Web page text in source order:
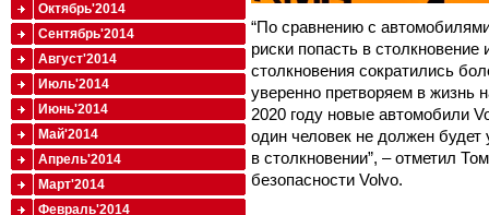
“По сравнению с
риски попасть в
столкновения сократились
уверенно претворяем в жизнь
2020 году новые автомобили
один человек не должен
в столкновении”, – отметил
безопасности Volvo.
Октябрь'2014
Сентябрь'2014
Август'2014
Июль'2014
Июнь'2014
Май'2014
Апрель'2014
Март'2014
Февраль'2014